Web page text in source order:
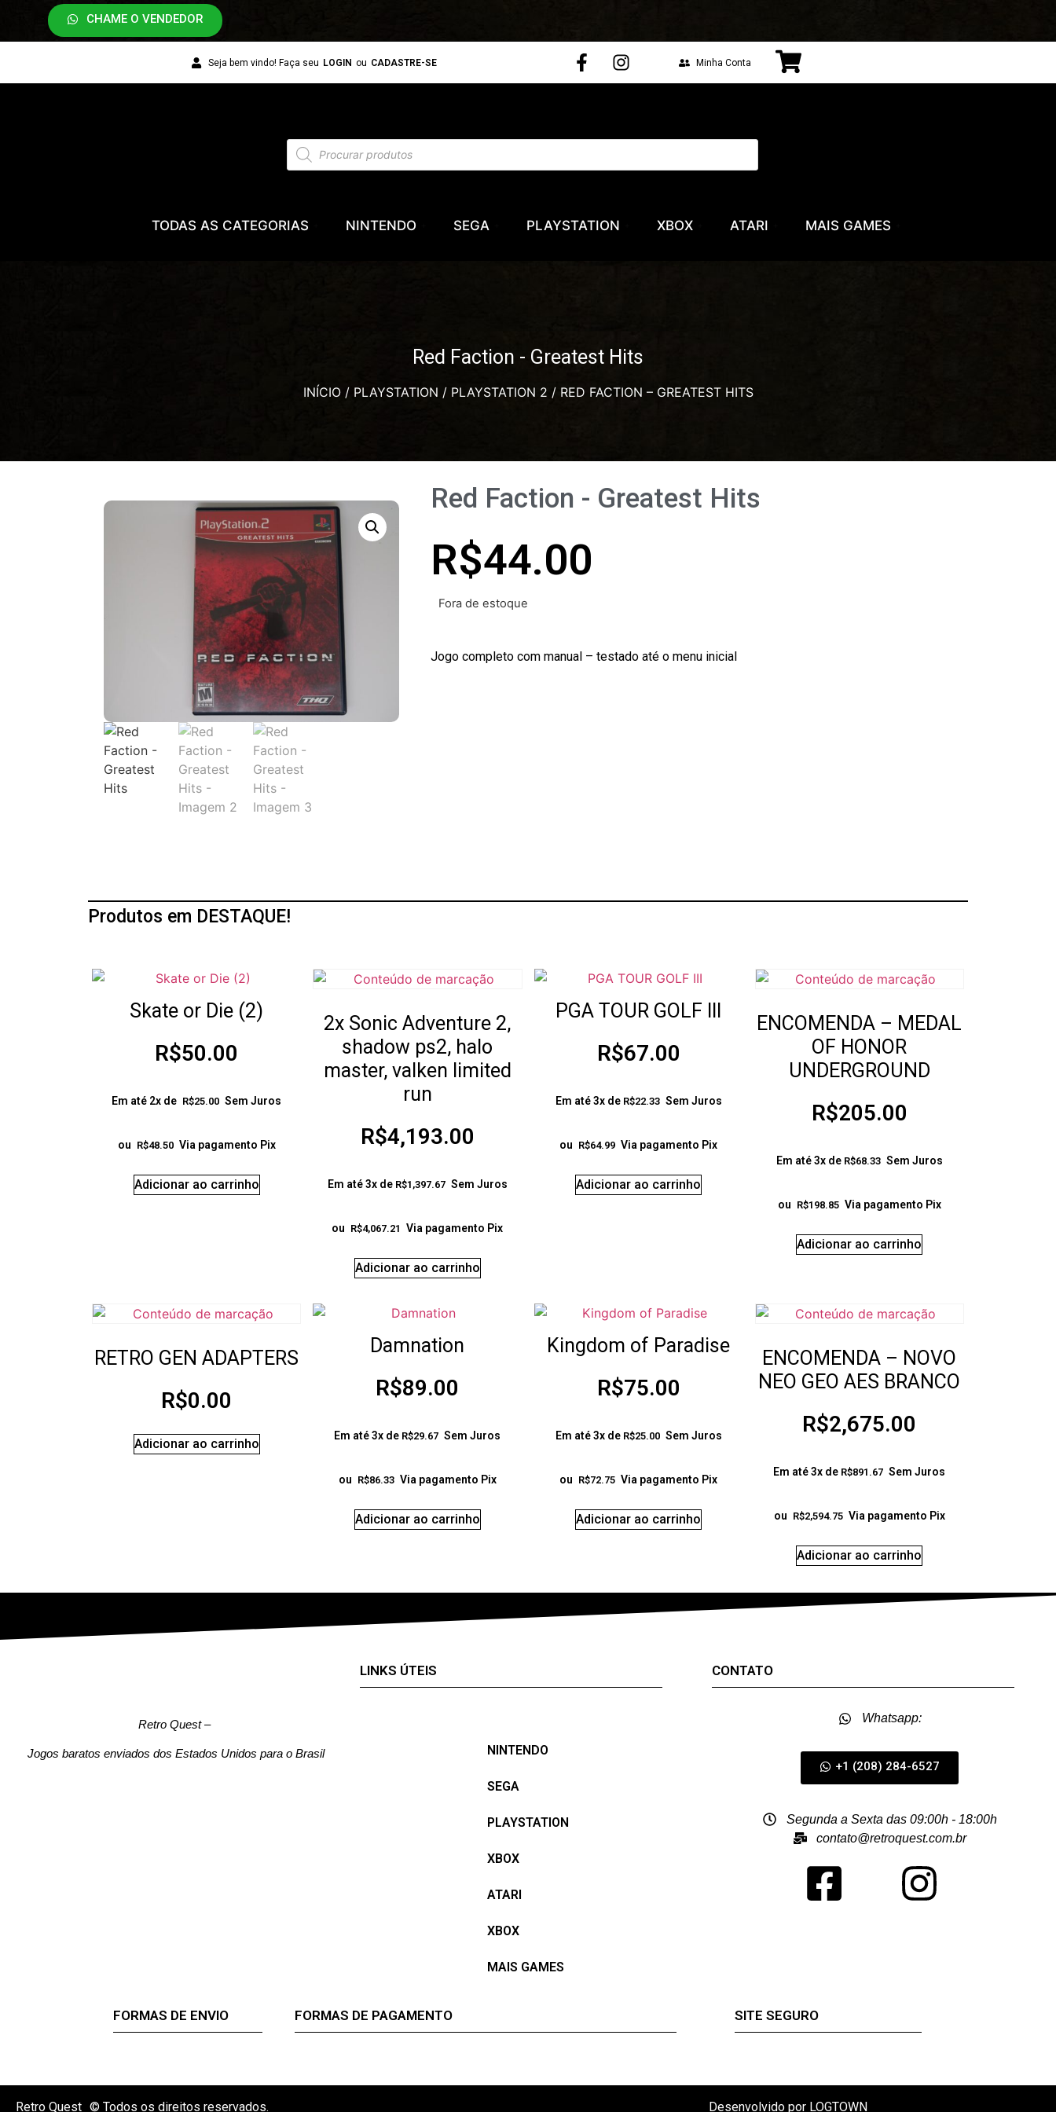
CHAME O VENDEDOR
Seja bem vindo! Faça seu LOGIN ou CADASTRE-SE Minha Conta
TODAS AS CATEGORIAS NINTENDO SEGA PLAYSTATION XBOX ATARI MAIS GAMES
Red Faction - Greatest Hits
INÍCIO/ PLAYSTATION / PLAYSTATION 2 / RED FACTION – GREATEST HITS
Red Faction - Greatest Hits
R$44.00
Fora de estoque
Jogo completo com manual – testado até o menu inicial
Produtos em DESTAQUE!
Skate or Die (2)
R$50.00
Em até 2x de R$25.00 Sem Juros
ou R$48.50 Via pagamento Pix
Adicionar ao carrinho
2x Sonic Adventure 2,
shadow ps2, halo
master, valken limited
run
R$4,193.00
Em até 3x de R$1,397.67 Sem Juros
ou R$4,067.21 Via pagamento Pix
Adicionar ao carrinho
PGA TOUR GOLF III
R$67.00
Em até 3x de R$22.33 Sem Juros
ou R$64.99 Via pagamento Pix
Adicionar ao carrinho
ENCOMENDA – MEDAL
OF HONOR
UNDERGROUND
R$205.00
Em até 3x de R$68.33 Sem Juros
ou R$198.85 Via pagamento Pix
Adicionar ao carrinho
RETRO GEN ADAPTERS
R$0.00
Adicionar ao carrinho
Damnation
R$89.00
Em até 3x de R$29.67 Sem Juros
ou R$86.33 Via pagamento Pix
Adicionar ao carrinho
Kingdom of Paradise
R$75.00
Em até 3x de R$25.00 Sem Juros
ou R$72.75 Via pagamento Pix
Adicionar ao carrinho
ENCOMENDA – NOVO
NEO GEO AES BRANCO
R$2,675.00
Em até 3x de R$891.67 Sem Juros
ou R$2,594.75 Via pagamento Pix
Adicionar ao carrinho
Retro Quest–
Jogos baratos enviados dos Estados Unidos para o Brasil
LINKS ÚTEIS
NINTENDO
SEGA
PLAYSTATION
XBOX
ATARI
XBOX
MAIS GAMES
CONTATO
Whatsapp:
+1 (208) 284-6527
Segunda a Sexta das 09:00h - 18:00h
contato@retroquest.com.br
FORMAS DE ENVIO FORMAS DE PAGAMENTO SITE SEGURO
Retro Quest © Todos os direitos reservados. Desenvolvido por LOGTOWN